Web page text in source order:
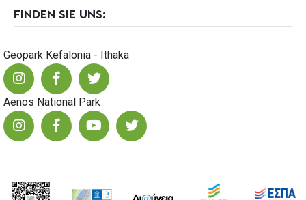
FINDEN SIE UNS:
Geopark Kefalonia - Ithaka
Aenos National Park